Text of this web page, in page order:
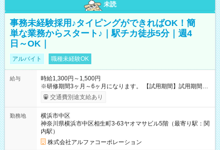
未読
事務未経験採用♪タイピングができればOK！簡
単な業務からスタート♪｜駅チカ徒歩5分｜週4
日～OK｜
アルバイト 職種未経験OK
給与
時給1,300円～1,500円
※研修期間3ヶ月～6ヶ月になります。 【試用期間】試用期間あ
り 試用期間の長さ：1ヶ月 雇用形態、給与は本採用時と同じで
す。
交通費別途支給あり
勤務地
横浜市中区
神奈川県横浜市中区相生町3-63ヤオマサビル5階（最寄り駅：関
内駅）
株式会社アルファコーポレーション